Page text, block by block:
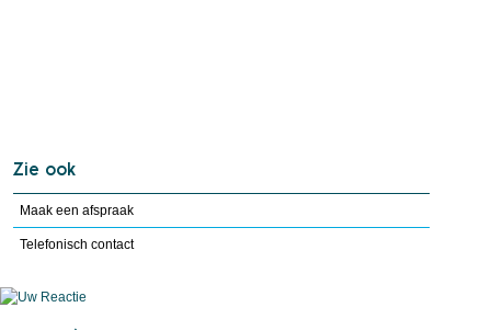
Zie ook
Maak een afspraak
Telefonisch contact